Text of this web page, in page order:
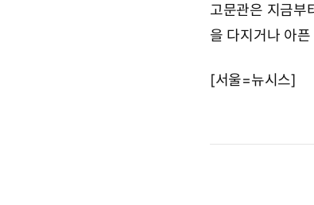
고문관은 지금부
을 다지거나 아
[서울=뉴시스]